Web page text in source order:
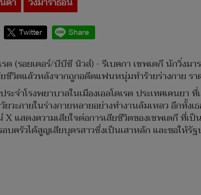
รต (รอยเตอร์/บีบีซี นิวส์) - รีเบคกา เชพเตกี นักวิ่ง
ยชีวิตแล้วหลังจากถูกอดีตแฟนหนุ่มทำร้ายร่างกาย
ะจำโรงพยาบาลในเมืองเอลโดเรต ประเทศเคนยา
ยวะภายในร่างกายหลายอย่างทำงานล้มเหลว อีกทั้
X แสดงความเสียใจต่อการเสียชีวิตของเชพเตกี ที่เ
บครัวได้สูญเสียบุตรสาวซึ่งเป็นเสาหลัก และขอให้